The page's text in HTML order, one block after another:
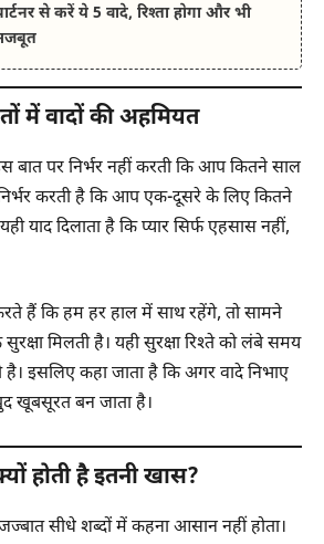
से करें ये 5 वादे, रिश्ता होगा और भी
में वादों की अहमियत
बात पर निर्भर नहीं करती कि आप कितने साल
करती है कि आप एक-दूसरे के लिए कितने
याद दिलाता है कि प्यार सिर्फ एहसास नहीं,
हैं कि हम हर हाल में साथ रहेंगे, तो सामने
मिलती है। यही सुरक्षा रिश्ते को लंबे समय
इसलिए कहा जाता है कि अगर वादे निभाए
खूबसूरत बन जाता है।
होती है इतनी खास?
सीधे शब्दों में कहना आसान नहीं होता।